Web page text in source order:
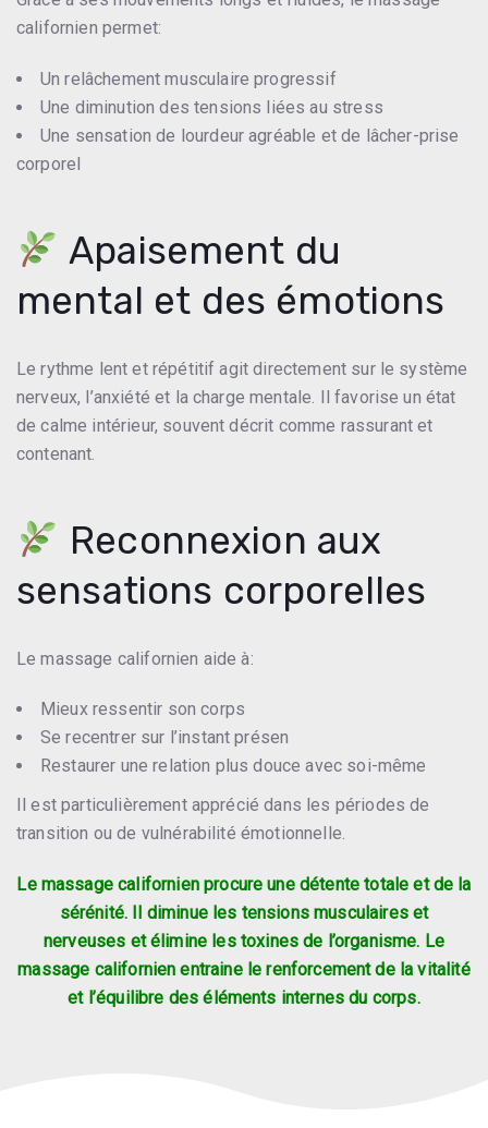
californien permet:
Un relâchement musculaire progressif
Une diminution des tensions liées au stress
Une sensation de lourdeur agréable et de lâcher-prise
corporel
Apaisement du
mental et des émotions
Le rythme lent et répétitif agit directement sur le système
nerveux, l’anxiété et la charge mentale. Il favorise un état
de calme intérieur, souvent décrit comme rassurant et
contenant.
Reconnexion aux
sensations corporelles
Le massage californien aide à:
Mieux ressentir son corps
Se recentrer sur l’instant présen
Restaurer une relation plus douce avec soi-même
Il est particulièrement apprécié dans les périodes de
transition ou de vulnérabilité émotionnelle.
Le massage californien procure une détente totale et de la
sérénité. Il diminue les tensions musculaires et
nerveuses et élimine les toxines de l’organisme. Le
massage californien entraine le renforcement de la vitalité
et l’équilibre des éléments internes du corps.